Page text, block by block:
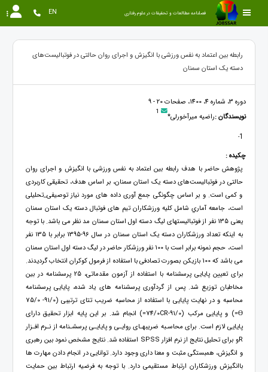
فصلنامه مطالعات و تحقیقات در علوم رفتاری EN
رابطه بین اعتماد به نفس ورزشی با انگیزش و اجرای روان حالتی در فوتبالیست‌های
دسته یک استان سمنان
دوره 3، شماره 4، 1400، صفحات 20 - 9
نویسندگان :راضیه میرآخورلی* 1
1
-
چکیده :
پژوهش حاضر با هدف رابطه بین اعتماد به نفس ورزشی با انگیزش و اجرای روان
حالتی در فوتبالیست‌های دسته یک استان سمنان، بر اساس هدف، تحقیقی کاربردی
و کمی است. و بر اساس چگونگی جمع آوری داده های مورد نیاز توصیفی_تحلیلی
است، جامعه آماري شامل کلیه ورزشکاران تیم های فوتبال دسته یک استان سمنان
یعنی 135 نفر از فوتبالیستهای لیگ دسته اول استان سمنان مد نظر می باشد. با توجه
به اینکه تعداد ورزشکاران دسته یک استان سمنان در سال 96-1395 برابر با 135 نفر
است، حجم نمونه برابر است با 100 نفر ورزشکار حاضر در لیگ دسته اول استان سمنان
می باشد که 100 بازیکن بصورت تصادفی با استفاده از فرمول کوکران انتخاب گردیدند.
برای تعیین پایایی پرسشنامه با استفاده از آزمون مقدماتی، 25 پرسشنامه در بین
مخاطبان توزیع شد. پس از گردآوری پرسشنامه های یاد شده، پایایی پرسشنامه
محاسبه و در نهایت پایایی با استفاده از محاسبه ضریب تتای ترتیبی (91/0- 75/0
Ɵ=) و پایایی مرکب (91/0-74/0CR=) انجام شد. بر این پایه ابزار تحقیق دارای
پایایی لازم است. برای محاسـبه ضریبهـای روایـی و پایایـی پرسشـنامه از نـرم افـزار
Rو برای تحلیل نتایج از نرم افزار SPSS استفاده شد. نتایج مشخص نمود بین رهبری
و انگیزش، همبستگی مثبت و معنا داری وجود دارد. توانایی در انجام دادن مهارت ها
باانگیزش ورزشکاران ارتباط مستقیمی دارد. با توجه به فرضیه ارتباط بین حمایت